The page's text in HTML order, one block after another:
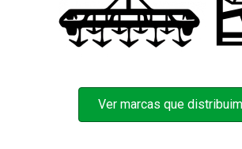
Ver marcas que